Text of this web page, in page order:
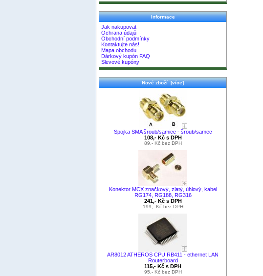
Informace
Jak nakupovat
Ochrana údajů
Obchodní podmínky
Kontaktujte nás!
Mapa obchodu
Dárkový kupón FAQ
Slevové kupóny
Nové zboží [více]
Spojka SMA šroub/samice - šroub/samec
108,- Kč s DPH
89,- Kč bez DPH
Konektor MCX značkový, zlatý, úhlový, kabel
RG174, RG188, RG316
241,- Kč s DPH
199,- Kč bez DPH
AR8012 ATHEROS CPU RB411 - ethernet LAN
Routerboard
115,- Kč s DPH
95,- Kč bez DPH